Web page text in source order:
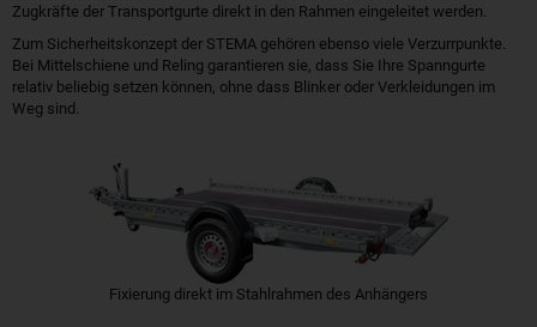
Zugkräfte der Transportgurte direkt in den Rahmen eingeleitet werden.
Zum Sicherheitskonzept der STEMA gehören ebenso viele Verzurrpunkte.
Bei Mittelschiene und Reling garantieren sie, dass Sie Ihre Spanngurte
relativ beliebig setzen können, ohne dass Blinker oder Verkleidungen im
Weg sind.
Fixierung direkt im Stahlrahmen des Anhängers